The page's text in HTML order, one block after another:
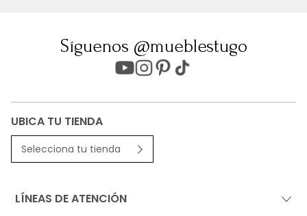
Síguenos @mueblestugo
UBICA TU TIENDA
Selecciona tu tienda
LÍNEAS DE ATENCIÓN